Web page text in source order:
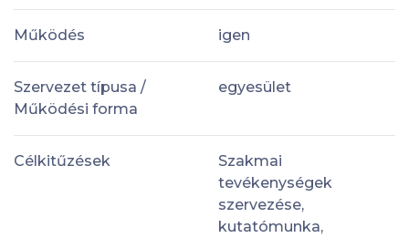
Működés igen
Szervezet típusa /
Működési forma
egyesület
Célkitűzések
Szakmai
tevékenységek
szervezése,
kutatómunka,